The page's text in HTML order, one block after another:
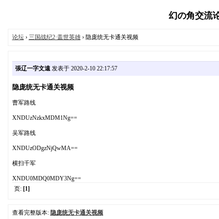
幻の角交流
论坛› 三国战纪2·盖世英雄› 隐庞统无卡通关视频
張辽一字文遠发表于 2020-2-10 22:17:57
隐庞统无卡通关视频
曹军路线
XNDUzNzkxMDM1Ng==
吴军路线
XNDUzODgzNjQwMA==
横扫千军
XNDU0MDQ0MDY3Ng==
页: [1]
查看完整版本: 隐庞统无卡通关视频